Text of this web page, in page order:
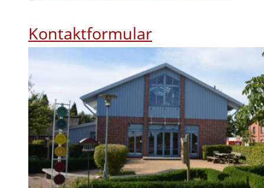
Kontaktformular